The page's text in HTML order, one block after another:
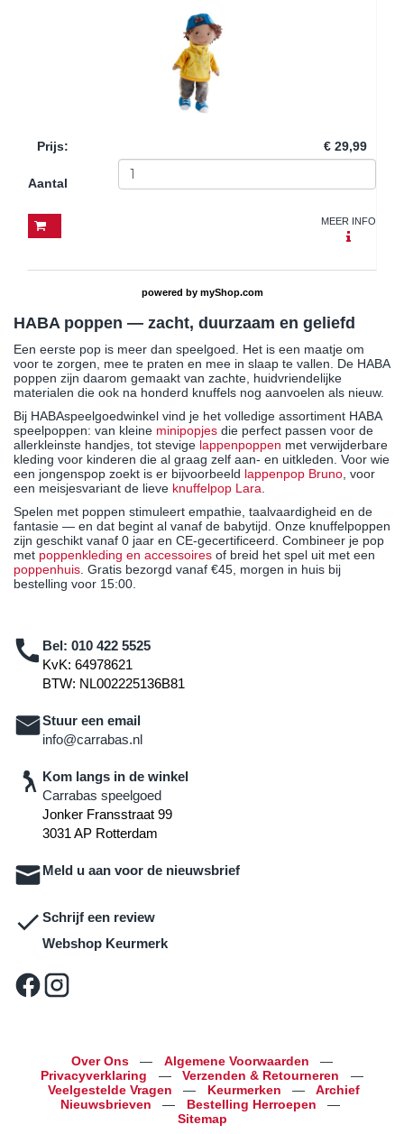
Prijs: € 29,99
Aantal
MEER INFO
powered by myShop.com
HABA poppen — zacht, duurzaam en geliefd
Een eerste pop is meer dan speelgoed. Het is een maatje om
voor te zorgen, mee te praten en mee in slaap te vallen. De HABA
poppen zijn daarom gemaakt van zachte, huidvriendelijke
materialen die ook na honderd knuffels nog aanvoelen als nieuw.
Bij HABAspeelgoedwinkel vind je het volledige assortiment HABA
speelpoppen: van kleine minipopjes die perfect passen voor de
allerkleinste handjes, tot stevige lappenpoppen met verwijderbare
kleding voor kinderen die al graag zelf aan- en uitkleden. Voor wie
een jongenspop zoekt is er bijvoorbeeld lappenpop Bruno, voor
een meisjesvariant de lieve knuffelpop Lara.
Spelen met poppen stimuleert empathie, taalvaardigheid en de
fantasie — en dat begint al vanaf de babytijd. Onze knuffelpoppen
zijn geschikt vanaf 0 jaar en CE-gecertificeerd. Combineer je pop
met poppenkleding en accessoires of breid het spel uit met een
poppenhuis. Gratis bezorgd vanaf €45, morgen in huis bij
bestelling voor 15:00.
Bel: 010 422 5525
KvK: 64978621
BTW: NL002225136B81
Stuur een email
info@carrabas.nl
Kom langs in de winkel
Carrabas speelgoed
Jonker Fransstraat 99
3031 AP Rotterdam
Meld u aan voor de nieuwsbrief
Schrijf een review
Webshop Keurmerk
Over Ons — Algemene Voorwaarden
—
Privacyverklaring
— Verzenden & Retourneren
—
Veelgestelde Vragen
— Keurmerken —
Archief
Nieuwsbrieven
— Bestelling Herroepen
—
Sitemap